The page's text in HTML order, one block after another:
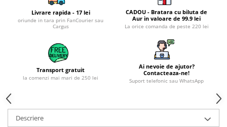
Livrare rapida - 17 lei
oriunde in tara prin FanCourier sau
Cargus
CADOU - Bratara cu biluta de
Aur in valoare de 99.9 lei
La orice comanda de peste 220 lei
Transport gratuit
la comenzi mai mari de 250 lei
Ai nevoie de ajutor?
Contacteaza-ne!
Suport telefonic sau WhatsApp
Descriere